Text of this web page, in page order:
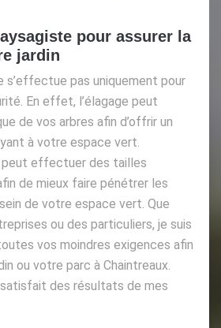
pour assurer la
jardin
s’effectue pas uniquement pour
En effet, l’élagage peut
de vos arbres afin d’offrir un
à votre espace vert.
peut effectuer des tailles
de mieux faire pénétrer les
de votre espace vert. Que
ou des particuliers, je suis
vos moindres exigences afin
ou votre parc à Chaintreaux.
des résultats de mes